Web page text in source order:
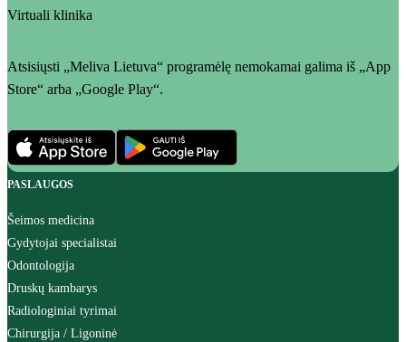
Virtuali klinika
Atsisiųsti „Meliva Lietuva“ programėlę nemokamai galima iš „App
Store“ arba „Google Play“.
PASLAUGOS
Šeimos medicina
Gydytojai specialistai
Odontologija
Druskų kambarys
Radiologiniai tyrimai
Chirurgija / Ligoninė